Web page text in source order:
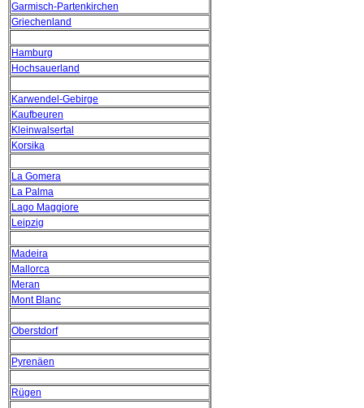
Garmisch-Partenkirchen
Griechenland
Hamburg
Hochsauerland
Karwendel-Gebirge
Kaufbeuren
Kleinwalsertal
Korsika
La Gomera
La Palma
Lago Maggiore
Leipzig
Madeira
Mallorca
Meran
Mont Blanc
Oberstdorf
Pyrenäen
Rügen